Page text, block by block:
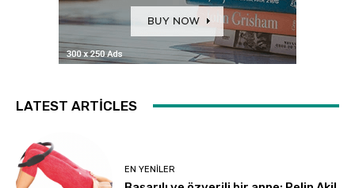
LATEST ARTICLES
EN YENILER